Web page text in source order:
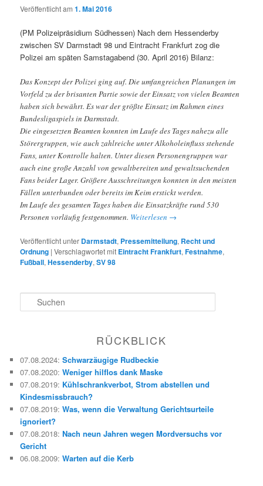
Veröffentlicht am1. Mai 2016
(PM Polizeipräsidium Südhessen) Nach dem Hessenderby
zwischen SV Darmstadt 98 und Eintracht Frankfurt zog die
Polizei am späten Samstagabend (30. April 2016) Bilanz:
Das Konzept der Polizei ging auf. Die umfangreichen Planungen im
Vorfeld zu der brisanten Partie sowie der Einsatz von vielen Beamten
haben sich bewährt. Es war der größte Einsatz im Rahmen eines
Bundesligaspiels in Darmstadt.
Die eingesetzten Beamten konnten im Laufe des Tages nahezu alle
Störergruppen, wie auch zahlreiche unter Alkoholeinfluss stehende
Fans, unter Kontrolle halten. Unter diesen Personengruppen war
auch eine große Anzahl von gewaltbereiten und gewaltsuchenden
Fans beider Lager. Größere Ausschreitungen konnten in den meisten
Fällen unterbunden oder bereits im Keim erstickt werden.
Im Laufe des gesamten Tages haben die Einsatzkräfte rund 530
Personen vorläufig festgenommen. Weiterlesen →
Veröffentlicht unter Darmstadt, Pressemitteilung, Recht und
Ordnung |Verschlagwortet mit Eintracht Frankfurt,Festnahme,
Fußball,Hessenderby,SV 98
u
RÜCKBLICK
07.08.2024:Schwarzäugige Rudbeckie
07.08.2020:Weniger hilflos dank Maske
07.08.2019: Kühlschrankverbot, Strom abstellen und
Kindesmissbrauch?
07.08.2019:Was, wenn die Verwaltung Gerichtsurteile
ignoriert?
07.08.2018:Nach neun Jahren wegen Mordversuchs vor
Gericht
06.08.2009:Warten auf die Kerb